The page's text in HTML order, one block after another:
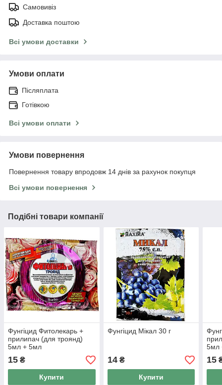
Самовивіз
Доставка поштою
Всі умови доставки
Умови оплати
Післяплата
Готівкою
Всі умови оплати
Умови повернення
Повернення товару впродовж 14 днів за рахунок покупця
Всі умови повернення
Подібні товари компанії
Фунгіцид Фитолекарь +
прилипач (для троянд)
5мл + 5мл
15 ₴
Купити
Фунгіцид Мікал 30 г
14₴
Купити
5мл
15